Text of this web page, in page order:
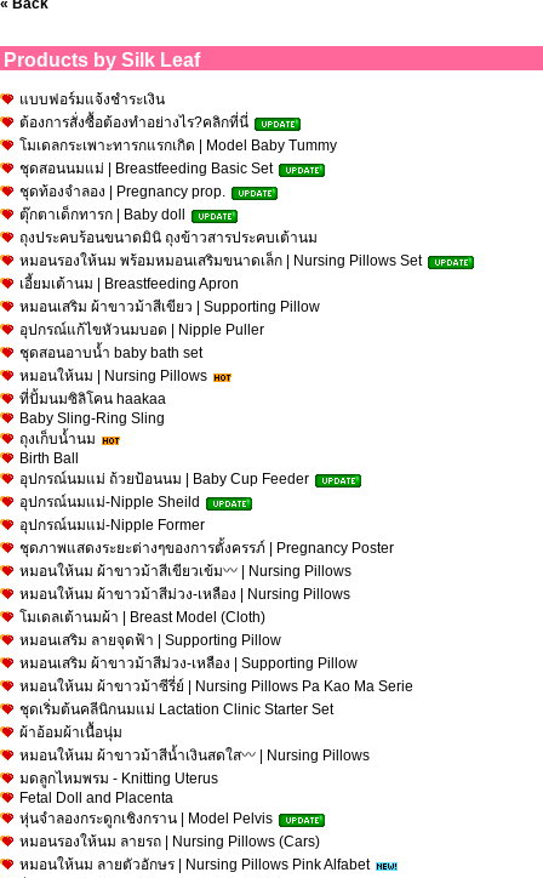
« Back
Products by Silk Leaf
แบบฟอร์มแจ้งชำระเงิน
ต้องการสั่งซื้อต้องทำอย่างไร?คลิกที่นี่
โมเดลกระเพาะทารกแรกเกิด | Model Baby Tummy
ชุดสอนนมแม่ | Breastfeeding Basic Set
ชุดท้องจำลอง | Pregnancy prop.
ตุ๊กตาเด็กทารก | Baby doll
ถุงประคบร้อนขนาดมินิ ถุงข้าวสารประคบเต้านม
หมอนรองให้นม พร้อมหมอนเสริมขนาดเล็ก | Nursing Pillows Set
เอี้ยมเต้านม | Breastfeeding Apron
หมอนเสริม ผ้าขาวม้าสีเขียว | Supporting Pillow
อุปกรณ์แก้ไขหัวนมบอด | Nipple Puller
ชุดสอนอาบน้ำ baby bath set
หมอนให้นม | Nursing Pillows
ที่ปั้มนมซิลิโคน haakaa
Baby Sling-Ring Sling
ถุงเก็บน้ำนม
Birth Ball
อุปกรณ์นมแม่ ถ้วยป้อนนม | Baby Cup Feeder
อุปกรณ์นมแม่-Nipple Sheild
อุปกรณ์นมแม่-Nipple Former
ชุดภาพแสดงระยะต่างๆของการตั้งครรภ์ | Pregnancy Poster
หมอนให้นม ผ้าขาวม้าสีเขียวเข้ม〰 | Nursing Pillows
หมอนให้นม ผ้าขาวม้าสีม่วง-เหลือง | Nursing Pillows
โมเดลเต้านมผ้า | Breast Model (Cloth)
หมอนเสริม ลายจุดฟ้า | Supporting Pillow
หมอนเสริม ผ้าขาวม้าสีม่วง-เหลือง | Supporting Pillow
หมอนให้นม ผ้าขาวม้าซีรี่ย์ | Nursing Pillows Pa Kao Ma Serie
ชุดเริ่มต้นคลีนิกนมแม่ Lactation Clinic Starter Set
ผ้าอ้อมผ้าเนื้อนุ่ม
หมอนให้นม ผ้าขาวม้าสีน้ำเงินสดใส〰 | Nursing Pillows
มดลูกไหมพรม - Knitting Uterus
Fetal Doll and Placenta
หุ่นจำลองกระดูกเชิงกราน | Model Pelvis
หมอนรองให้นม ลายรถ | Nursing Pillows (Cars)
หมอนให้นม ลายตัวอักษร | Nursing Pillows Pink Alfabet